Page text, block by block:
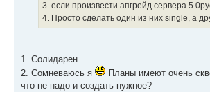
3. если произвести апгрейд сервера
4. Просто сделать один из них single, а
1. Солидарен.
2. Сомневаюсь я
Планы имеют очень
что не надо и создать нужное?